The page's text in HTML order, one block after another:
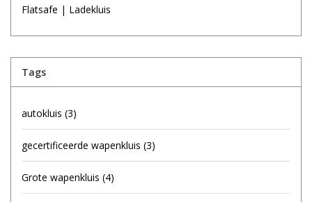
Flatsafe | Ladekluis
Tags
autokluis (3)
gecertificeerde wapenkluis (3)
Grote wapenkluis (4)